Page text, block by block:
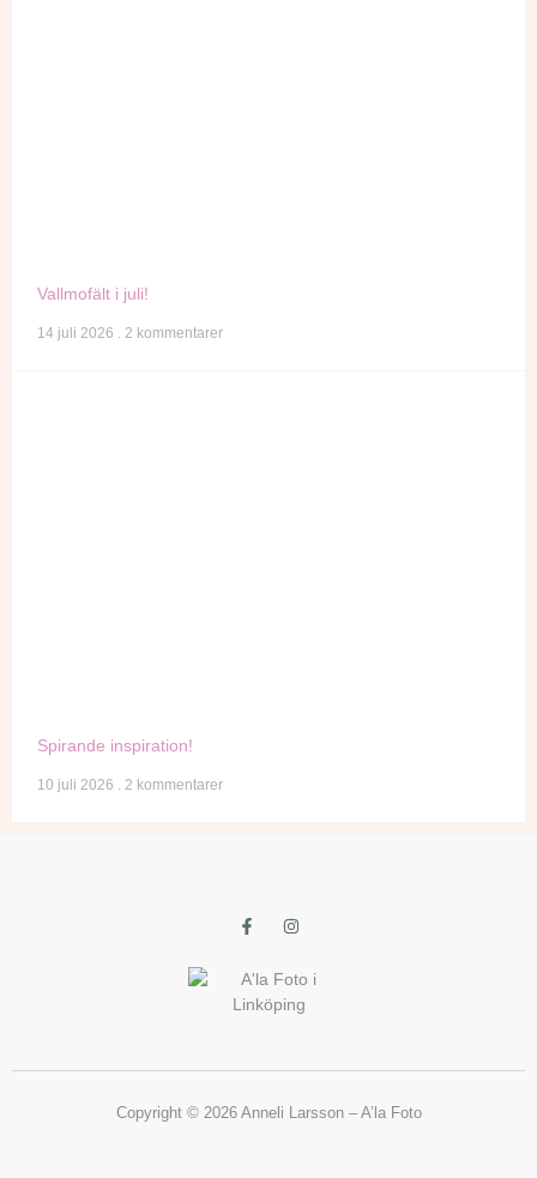
Vallmofält i juli!
14 juli 2026 2 kommentarer
Spirande inspiration!
10 juli 2026 2 kommentarer
Copyright © 2026 Anneli Larsson – A’la Foto